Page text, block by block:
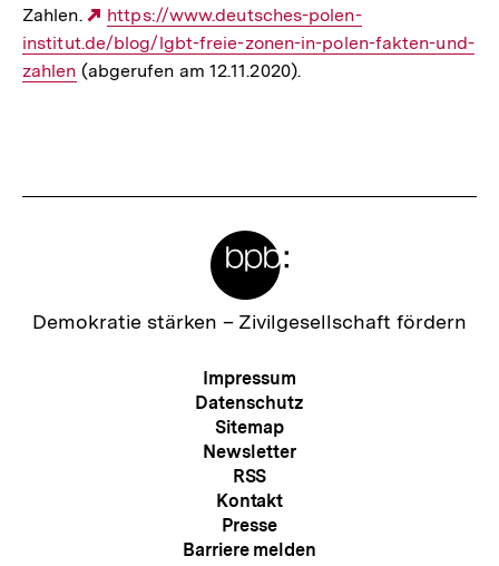
Zahlen.
Externer
Link:
https://www.deutsches-polen-
institut.de/blog/lgbt-freie-zonen-in-polen-fakten-und-
zahlen (abgerufen am 12.11.2020).
Zur
Demokratie stärken – Zivilgesellschaft fördern
Meta-
Navigation
Impressum
Datenschutz
Sitemap
Newsletter
RSS
Kontakt
Presse
Barriere melden